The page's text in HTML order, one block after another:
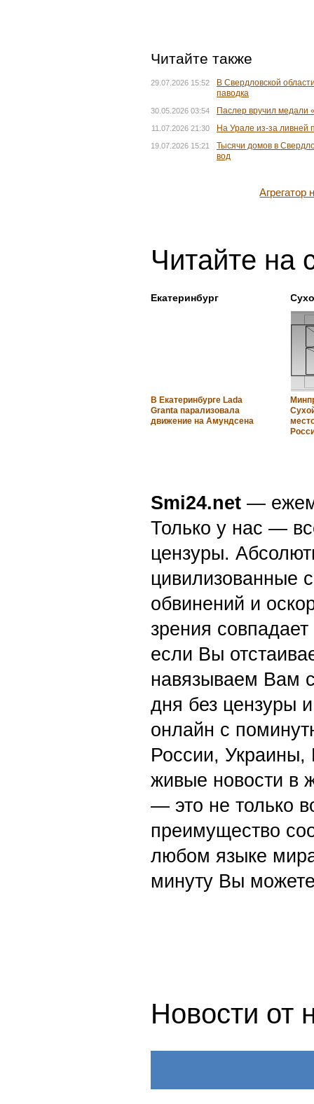
Читайте также
29.07.2026 15:52
В Свердловской
паводка
30.05.2026 03:54 Паслер вручил медали
11.07.2026 21:30 На Урале из-за ливней
19.07.2026 15:21
Тысячи домов в
вод
Читайте на
Екатеринбург
В Екатеринбурге Lada
Granta парализовала
движение на Амундсена
Smi24.net —
Только у нас —
цензуры.
цивилизованные
обвинений и
зрения
если Вы
навязываем Вам
дня без цензуры
онлайн с
России,
живые новости в
— это не только
преимущество
любом языке
минуту Вы
Новости от